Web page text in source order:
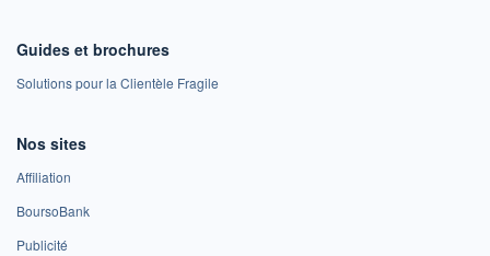
Guides et brochures
Solutions pour la Clientèle Fragile
Nos sites
Affiliation
BoursoBank
Publicité